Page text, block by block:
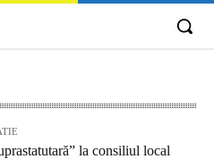
la consiliul local